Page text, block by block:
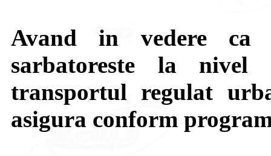
Avand in vedere ca
sarbatoreste la
transportul regulat
asigura conform